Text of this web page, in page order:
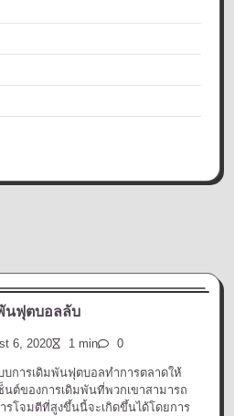
นฟุตบอลลับ
6, 2020 1 min 0
การเดิมพันฟุตบอลทำการตลาดให้
นต์ของการเดิมพันที่พวกเขาสามารถ
รโจมตีที่สูงขึ้นนี้จะเกิดขึ้นได้โดยการ